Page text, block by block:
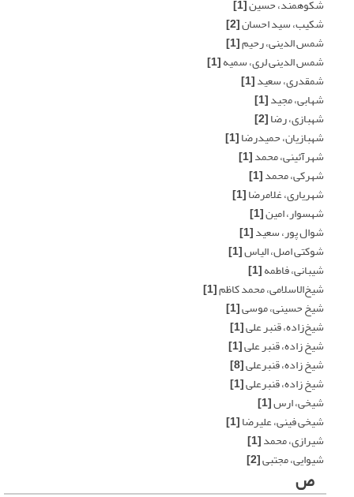
شکوهمند، حسین[1]
شکیب، سید احسان[2]
شمس الدینی، رحیم[1]
شمس الدینی لری، سمیه[1]
شمقدری، سعید[1]
شهابی، مجید[1]
شهبازی، رضا[2]
شهبازیان، حمیدرضا[1]
شهرآئینی، محمد[1]
شهرکی، محمد[1]
شهریاری، غلامرضا[1]
شهسوار، امین[1]
شوال پور، سعید[1]
شوکتی اصل، الیاس[1]
شیبانی، فاطمه[1]
شیخ‌الاسلامی، محمد کاظم[1]
شیخ حسینی، موسی[1]
شیخ‌زاده، قنبر علی[1]
شیخ زاده، قنبر علی[1]
شیخ زاده، قنبرعلی[8]
شیخ زاده، قنبرعلی[1]
شیخی، ارس[1]
شیخی فینی، علیرضا[1]
شیرازی، محمد[1]
شیوایی، مجتبی[2]
ص